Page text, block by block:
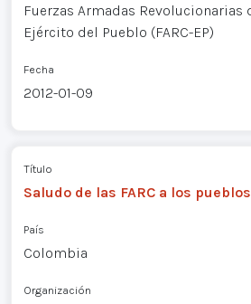
Fuerzas Armadas Revolucionarias
Ejército del Pueblo (FARC-EP)
Fecha
2012-01-09
Título
Saludo de las FARC a los
País
Colombia
Organización